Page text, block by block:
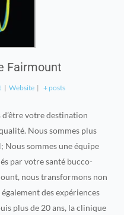
Fairmount
| Website | + posts
votre destination
Nous sommes plus
sommes une équipe
par votre santé bucco-
nous transformons non
des expériences
plus de 20 ans, la clinique